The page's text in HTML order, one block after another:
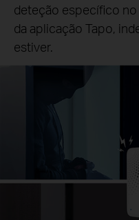
deteção específico
da aplicação Tapo,
estiver.